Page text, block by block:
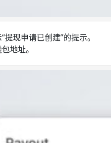
现申请已创建”的提示。
地址。